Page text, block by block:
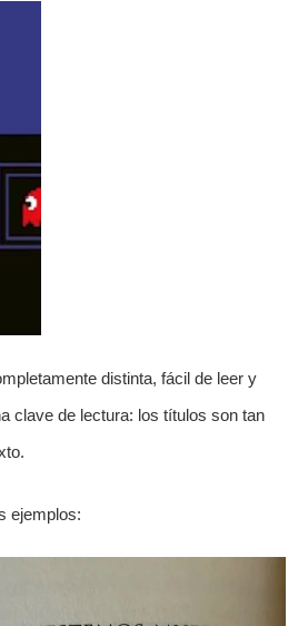
distinta, fácil de leer y
clave de lectura: los títulos son tan
ejemplos: